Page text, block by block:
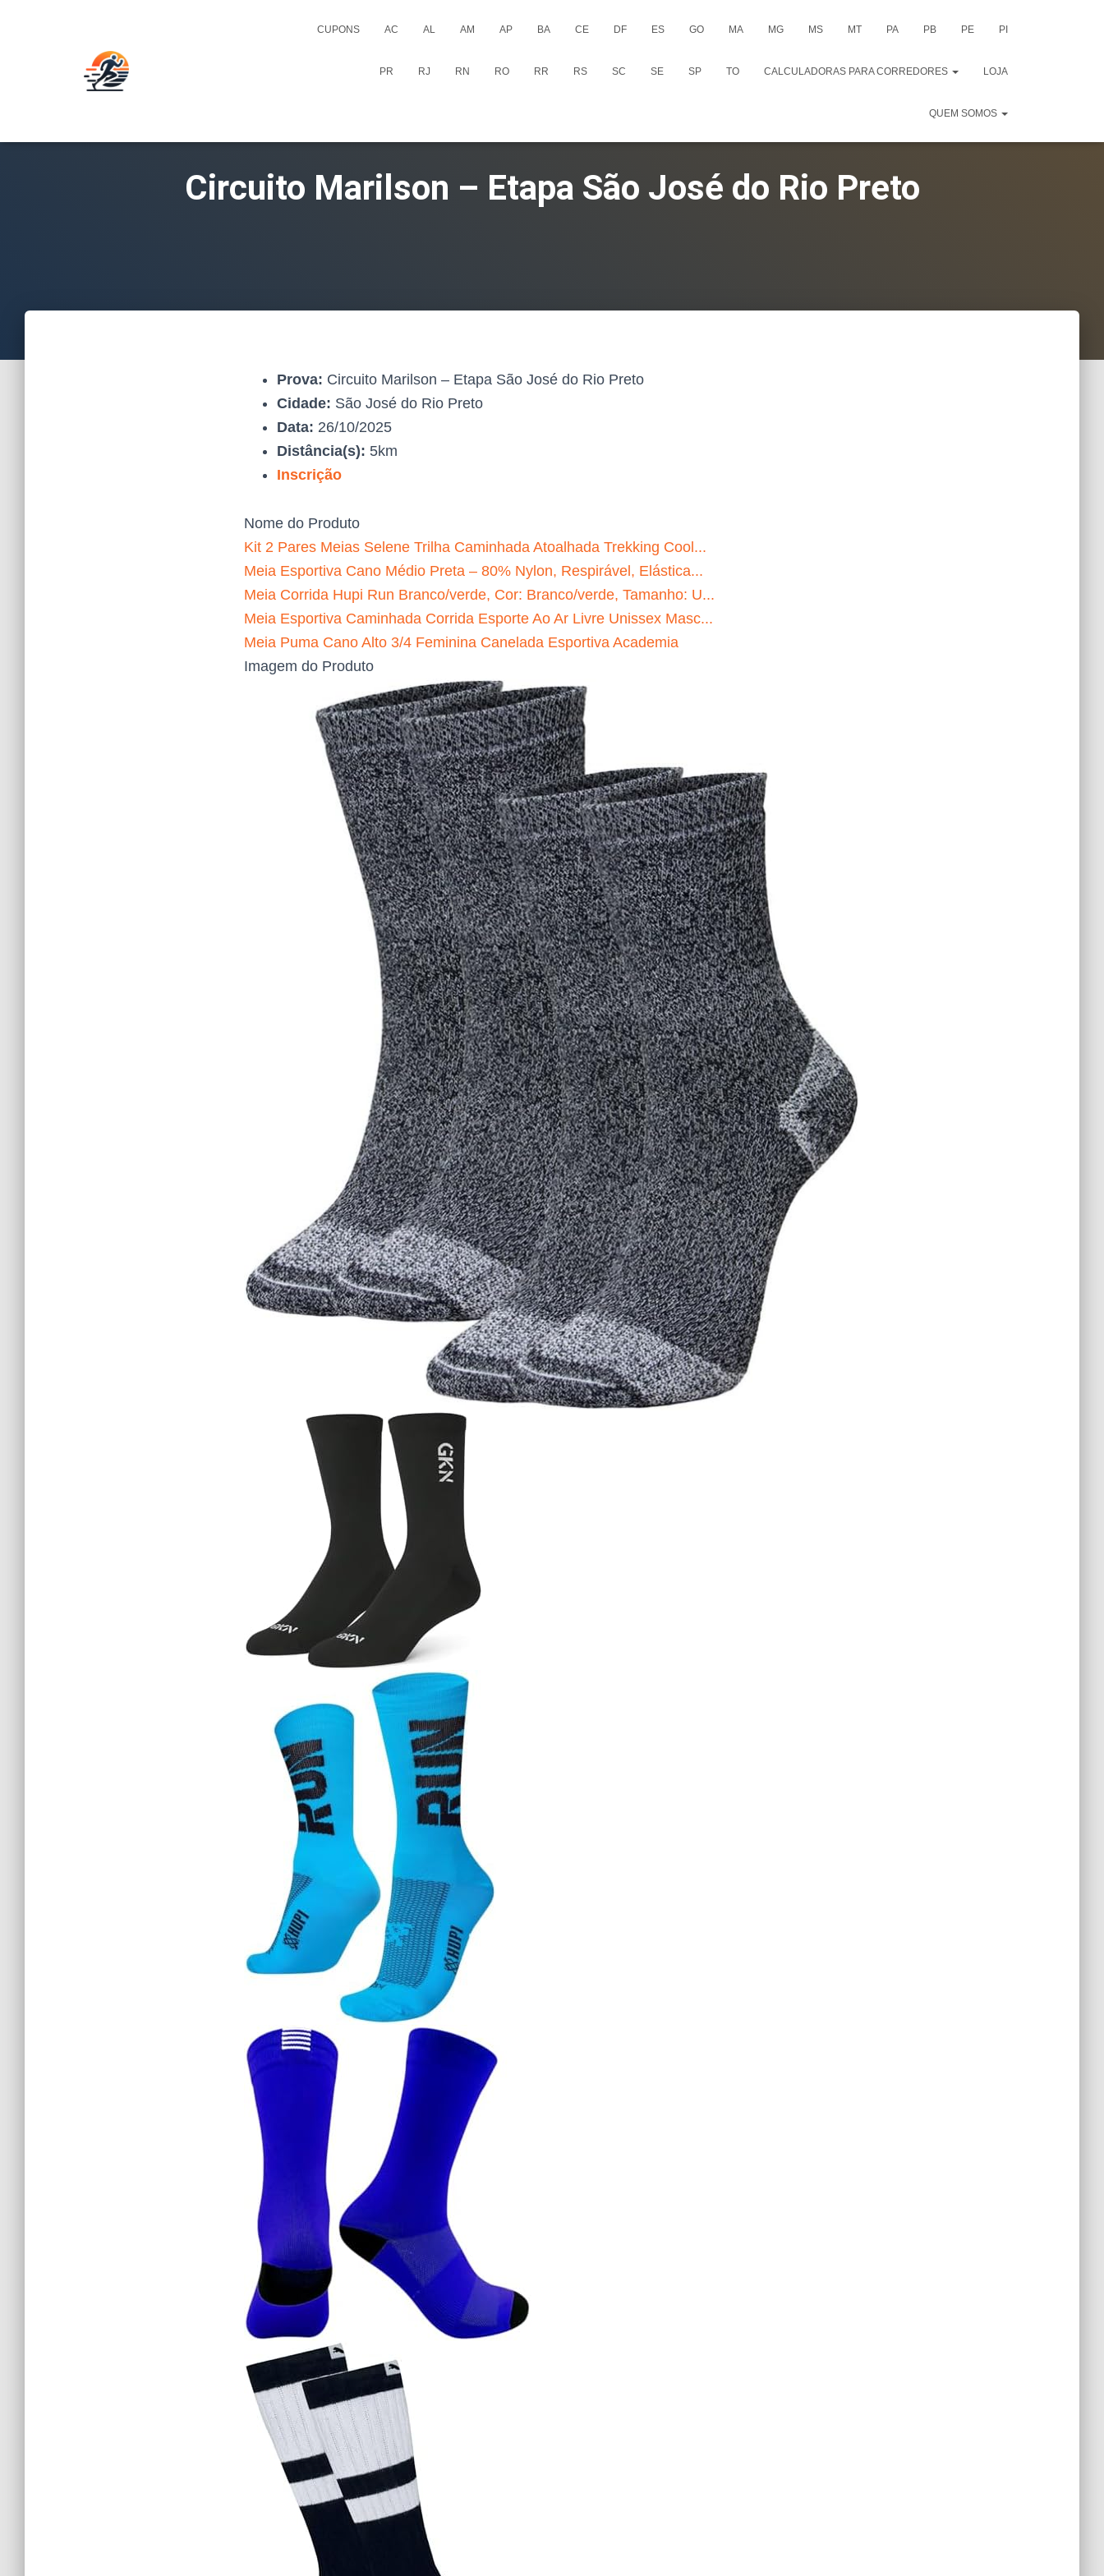
CUPONS AC AL AM AP BA CE DF ES GO MA MG MS MT PA PB PE PI
PR RJ RN RO RR RS SC SE SP TO CALCULADORAS PARA CORREDORES LOJA
QUEM SOMOS
Circuito Marilson – Etapa São José do Rio Preto
Prova: Circuito Marilson – Etapa São José do Rio Preto
Cidade: São José do Rio Preto
Data: 26/10/2025
Distância(s): 5km
Inscrição
Nome do Produto
Kit 2 Pares Meias Selene Trilha Caminhada Atoalhada Trekking Cool...
Meia Esportiva Cano Médio Preta – 80% Nylon, Respirável, Elástica...
Meia Corrida Hupi Run Branco/verde, Cor: Branco/verde, Tamanho: U...
Meia Esportiva Caminhada Corrida Esporte Ao Ar Livre Unissex Masc...
Meia Puma Cano Alto 3/4 Feminina Canelada Esportiva Academia
Imagem do Produto